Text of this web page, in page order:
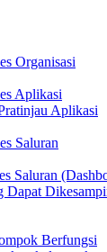
Organisasi
Aplikasi
Aplikasi
Saluran
Saluran
Dapat
Berfungsi